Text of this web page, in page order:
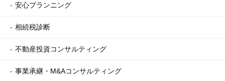
安心プランニング
相続税診断
不動産投資コンサルティング
事業承継・M&Aコンサルティング